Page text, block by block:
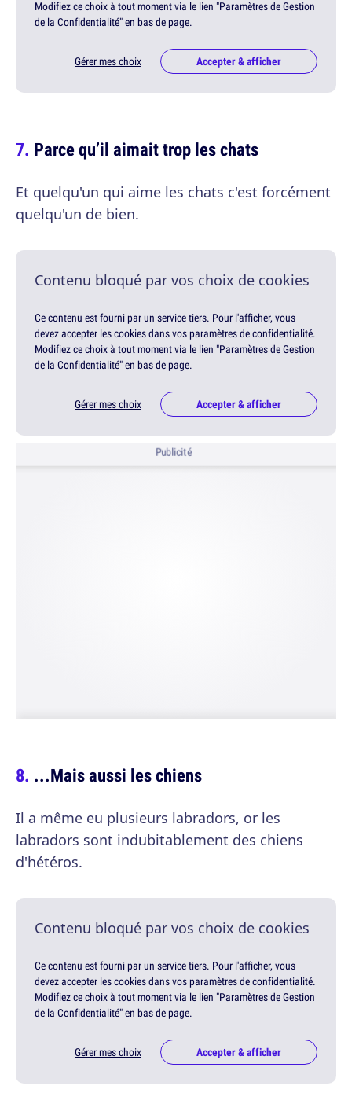
Modifiez ce choix à tout moment via le lien "Paramètres de Gestion
de la Confidentialité" en bas de page.
Gérer mes choix Accepter & afficher
Parce qu’il aimait trop les chats
Et quelqu'un qui aime les chats c'est forcément
quelqu'un de bien.
Contenu bloqué par vos choix de cookies
Ce contenu est fourni par un service tiers. Pour l'afficher, vous
devez accepter les cookies dans vos paramètres de confidentialité.
Modifiez ce choix à tout moment via le lien "Paramètres de Gestion
de la Confidentialité" en bas de page.
Gérer mes choix Accepter & afficher
Publicité
...Mais aussi les chiens
Il a même eu plusieurs labradors, or les
labradors sont indubitablement des chiens
d'hétéros.
Contenu bloqué par vos choix de cookies
Ce contenu est fourni par un service tiers. Pour l'afficher, vous
devez accepter les cookies dans vos paramètres de confidentialité.
Modifiez ce choix à tout moment via le lien "Paramètres de Gestion
de la Confidentialité" en bas de page.
Gérer mes choix Accepter & afficher